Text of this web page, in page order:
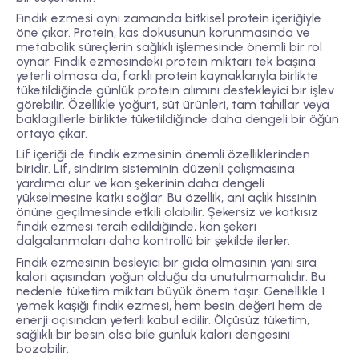
Fındık ezmesi aynı zamanda bitkisel protein içeriğiyle
öne çıkar. Protein, kas dokusunun korunmasında ve
metabolik süreçlerin sağlıklı işlemesinde önemli bir rol
oynar. Fındık ezmesindeki protein miktarı tek başına
yeterli olmasa da, farklı protein kaynaklarıyla birlikte
tüketildiğinde günlük protein alımını destekleyici bir işlev
görebilir. Özellikle yoğurt, süt ürünleri, tam tahıllar veya
baklagillerle birlikte tüketildiğinde daha dengeli bir öğün
ortaya çıkar.
Lif içeriği de fındık ezmesinin önemli özelliklerinden
biridir. Lif, sindirim sisteminin düzenli çalışmasına
yardımcı olur ve kan şekerinin daha dengeli
yükselmesine katkı sağlar. Bu özellik, ani açlık hissinin
önüne geçilmesinde etkili olabilir. Şekersiz ve katkısız
fındık ezmesi tercih edildiğinde, kan şekeri
dalgalanmaları daha kontrollü bir şekilde ilerler.
Fındık ezmesinin besleyici bir gıda olmasının yanı sıra
kalori açısından yoğun olduğu da unutulmamalıdır. Bu
nedenle tüketim miktarı büyük önem taşır. Genellikle 1
yemek kaşığı fındık ezmesi, hem besin değeri hem de
enerji açısından yeterli kabul edilir. Ölçüsüz tüketim,
sağlıklı bir besin olsa bile günlük kalori dengesini
bozabilir.